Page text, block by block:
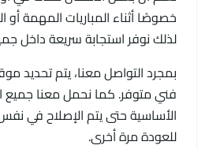
خصوصًا أثناء المباريات المهمة أو
لذلك نوفر استجابة سريعة داخل
بمجرد التواصل معنا، يتم تحديد
فني متوفر. كما نحمل معنا جميع
الأساسية حتى يتم الإصلاح في نفس
للعودة مرة أخرى.